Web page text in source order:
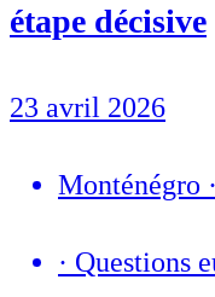
étape décisive
23 avril 2026
Monténégro ·
· Questions